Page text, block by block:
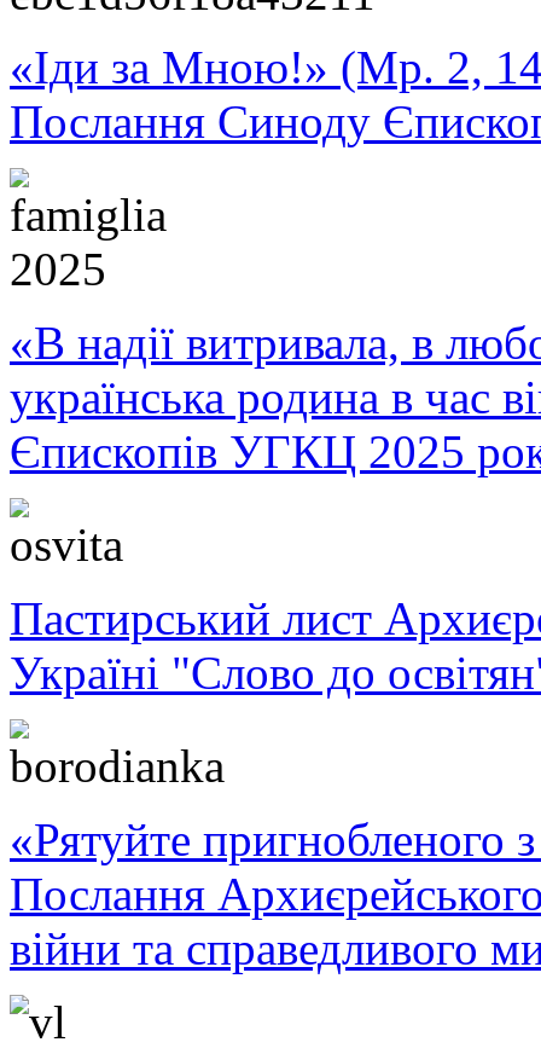
«Іди за Мною!» (Мр. 2,
Послання Синоду
«В надії витривала, в
українська родина в час
Єпископів УГКЦ 2025
Пастирський лист
Україні "Слово до
«Рятуйте пригнобленого
Послання
війни та справедливого